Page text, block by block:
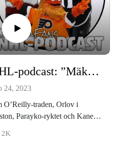
NHL-podcast: ”Mäktigt om Rangers löser det”
24, 2023
O’Reilly-traden, Orlov i
Parayko-ryktet och Kanes
2K